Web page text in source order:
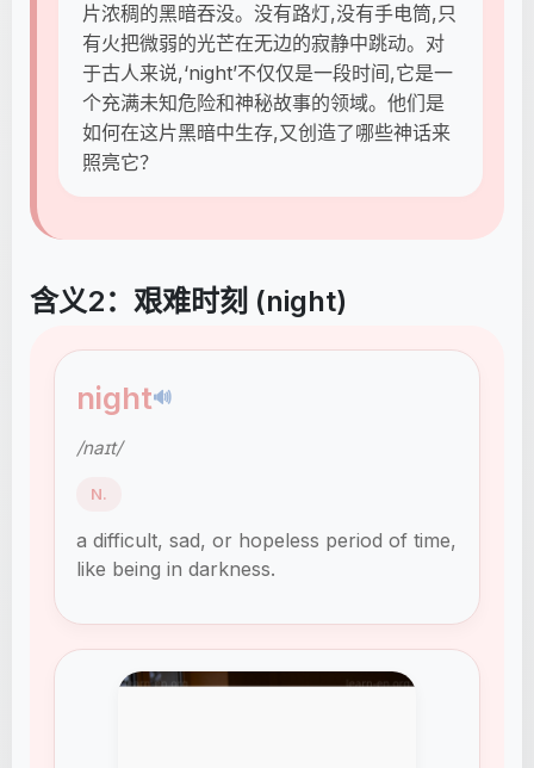
片浓稠的黑暗吞没。没有路灯,没有手电筒,只
有火把微弱的光芒在无边的寂静中跳动。对
于古人来说,‘night’不仅仅是一段时间,它是一
个充满未知危险和神秘故事的领域。他们是
如何在这片黑暗中生存,又创造了哪些神话来
照亮它？
含义2：艰难时刻 (night)
night🔊
/naɪt/
N.
a difficult, sad, or hopeless period of time,
like being in darkness.